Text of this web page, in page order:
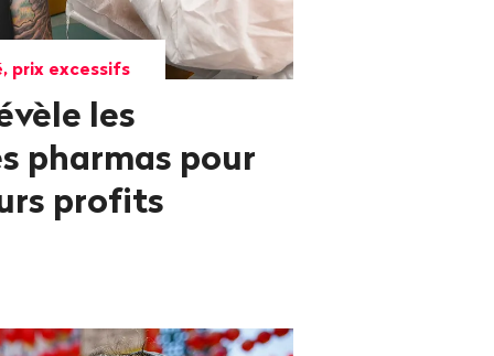
prix excessifs
les
pharmas pour
profits